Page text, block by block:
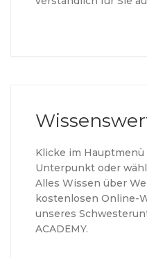
Klicke im
Unterpunkt oder
Alles Wissen über
kostenlosen Online-
unseres
ACADEMY.